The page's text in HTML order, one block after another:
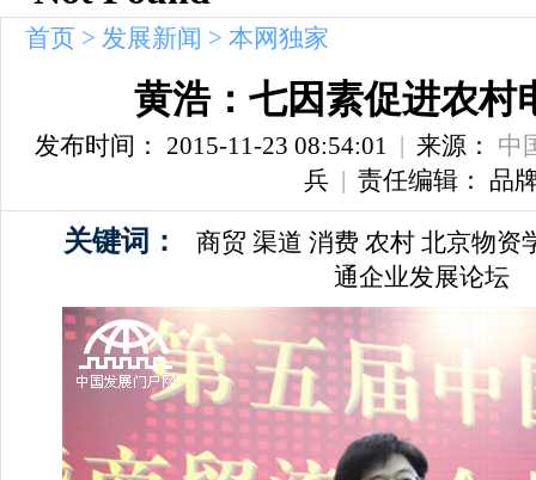
首页 > 发展新闻 > 本网独家
黄浩：七因素促进农村
发布时间： 2015-11-23 08:54:01 | 来源： 中
兵| 责任编辑： 品
关键词： 商贸 渠道 消费 农村 北京物资
通企业发展论坛